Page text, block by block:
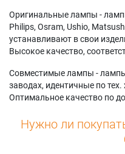
Оригинальные лампы -
Philips, Osram, Ushio,
устанавливают в свои
Высокое качество,
Совместимые лампы -
заводах, идентичные по
Оптимальное качество по
Нужно ли